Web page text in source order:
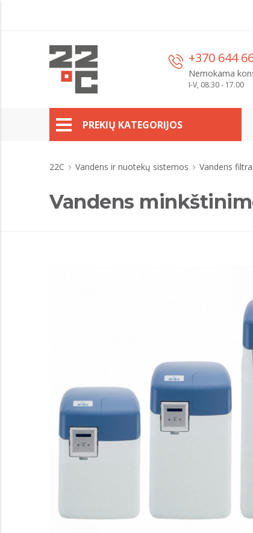
+370 644
Nemokama
I-V, 08.30 - 17.00
PREKIŲ KATEGORIJOS
22C Vandens ir nuotekų sistemos Vandens filtrai
Vandens